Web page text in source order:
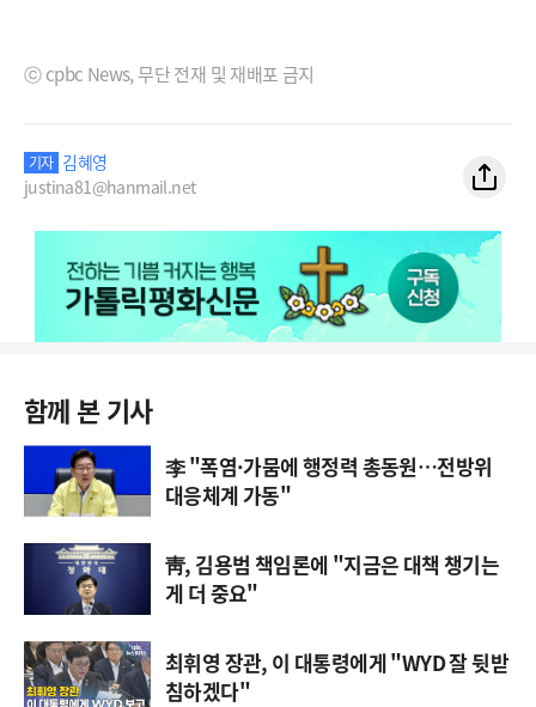
ⓒ cpbc News, 무단 전재 및 재배포 금지
기자 김혜영
justina81@hanmail.net
함께 본 기사
李 "폭염·가뭄에 행정력 총동원…전방위
대응체계 가동"
靑, 김용범 책임론에 "지금은 대책 챙기는
게 더 중요"
최휘영 장관, 이 대통령에게 "WYD 잘 뒷받
침하겠다"